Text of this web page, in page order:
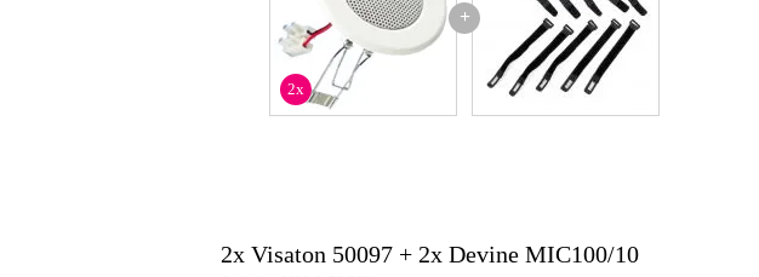
rms vermogen: 4 W
piekvermogen: 10 W
impedantie z: 8 Ohm
frequentierespons: 150 – 20000 Hz
spl @ 1w/1m: 84 dB (1 W/1 m), 89 dB (1 W/1 m)@ 4018 Hz
opening hoek: 123°/4000 Hz
cutout diameter: 72 mm
+
2x
2x Visaton 50097 + 2x Devine MIC100/10